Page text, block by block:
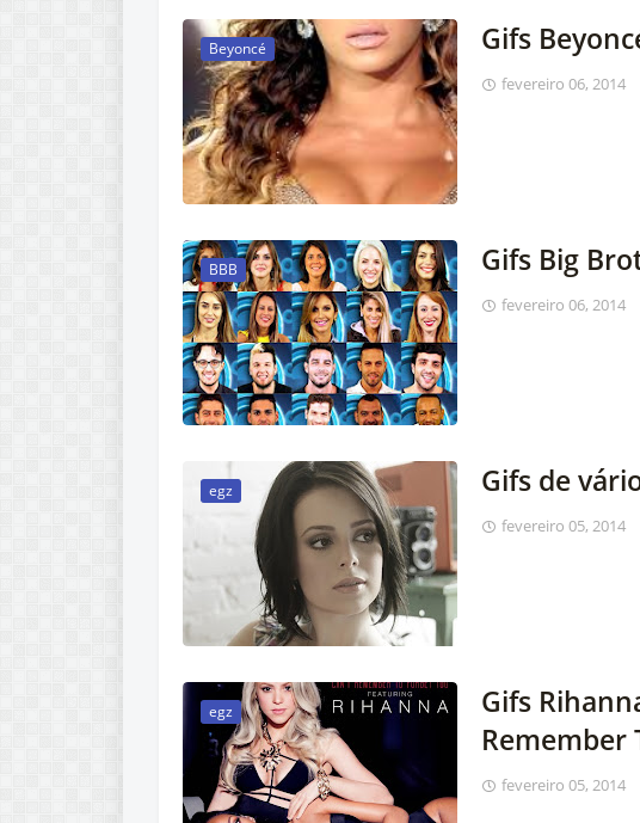
Beyoncé Gifs
fevereiro 06, 2014
BBB Gifs Big
fevereiro 06, 2014
egz Gifs de
fevereiro 05, 2014
egz
Gifs
Remember
fevereiro 05, 2014